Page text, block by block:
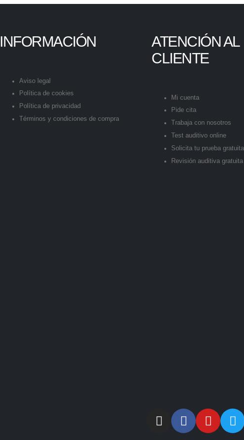
INFORMACIÓN
Aviso legal
Política de cookies
Política de privacidad
Términos y condiciones de compra
ATENCIÓN AL
CLIENTE
Mi cuenta
Pide cita
Trabaja con nosotros
Test auditivo online
Solicita tu prueba gratuita
Revisión auditiva gratuita